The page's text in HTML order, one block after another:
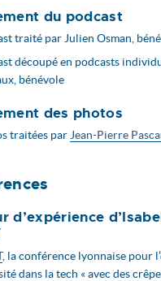
du podcast
traité par Julien Osman,
découpé en podcasts
bénévole
des photos
traitées par Jean-Pierre
d’expérience
, la conférence lyonnaise pour
dans la tech « avec des